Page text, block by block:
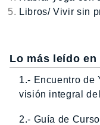
Libros/ Vivir sin
Lo más leído
1.- Encuentro de
visión integral
2.- Guía de